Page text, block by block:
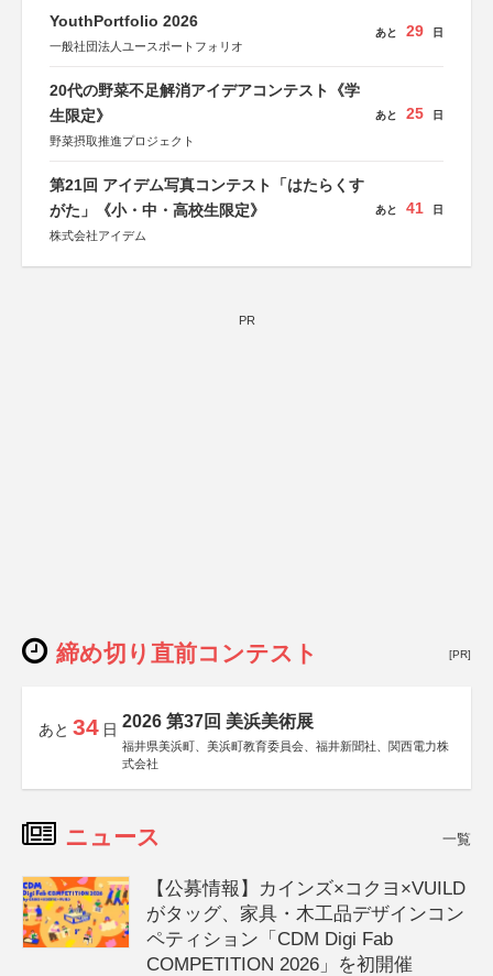
YouthPortfolio 2026
一般社団法人ユースポートフォリオ
あと 29 日
20代の野菜不足解消アイデアコンテスト《学
生限定》
野菜摂取推進プロジェクト
あと 25 日
第21回 アイデム写真コンテスト「はたらくす
がた」《小・中・高校生限定》
株式会社アイデム
あと 41 日
PR
締め切り直前コンテスト [PR]
あと 34 日 2026 第37回 美浜美術展
福井県美浜町、美浜町教育委員会、福井新聞社、関西電力株
式会社
ニュース 一覧
【公募情報】カインズ×コクヨ×VUILD
がタッグ、家具・木工品デザインコン
ペティション「CDM Digi Fab
COMPETITION 2026」を初開催